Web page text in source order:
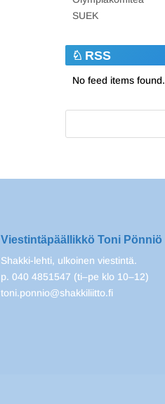
SUEK
RSS
No feed items found.
Viestintäpäällikkö Toni Pönniö
Shakki-lehti, ulkoinen viestintä.
p. 040 4851547 (ti–pe klo 10–12)
toni.ponnio@shakkiliitto.fi